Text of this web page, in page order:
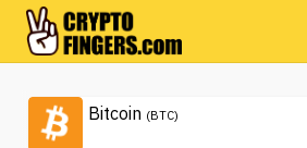
Bitcoin (BTC)